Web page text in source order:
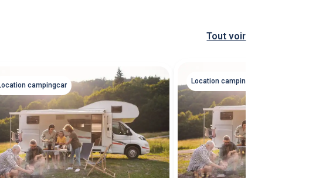
Tout voir
campingcar Location campingcar